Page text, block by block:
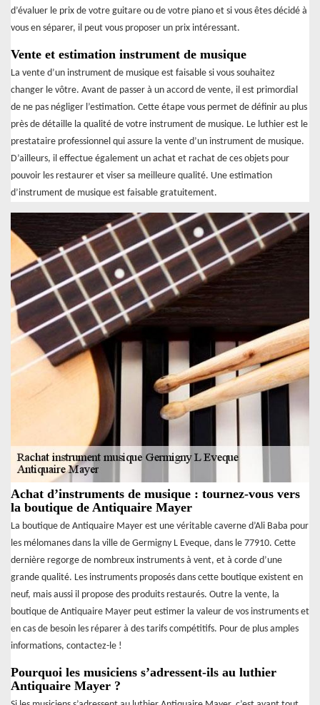
d’évaluer le prix de votre guitare ou de votre piano et si vous êtes décidé à
vous en séparer, il peut vous proposer un prix intéressant.
Vente et estimation instrument de musique
La vente d’un instrument de musique est faisable si vous souhaitez
changer le vôtre. Avant de passer à un accord de vente, il est primordial
de ne pas négliger l’estimation. Cette étape vous permet de définir au plus
près de détaille la qualité de votre instrument de musique. Le luthier est le
prestataire professionnel qui assure la vente d’un instrument de musique.
D’ailleurs, il effectue également un achat et rachat de ces objets pour
pouvoir les restaurer et viser sa meilleure qualité. Une estimation
d’instrument de musique est faisable gratuitement.
Achat d’instruments de musique : tournez-vous vers
la boutique de Antiquaire Mayer
La boutique de Antiquaire Mayer est une véritable caverne d’Ali Baba pour
les mélomanes dans la ville de Germigny L Eveque, dans le 77910. Cette
dernière regorge de nombreux instruments à vent, et à corde d’une
grande qualité. Les instruments proposés dans cette boutique existent en
neuf, mais aussi il propose des produits restaurés. Outre la vente, la
boutique de Antiquaire Mayer peut estimer la valeur de vos instruments et
en cas de besoin les réparer à des tarifs compétitifs. Pour de plus amples
informations, contactez-le !
Pourquoi les musiciens s’adressent-ils au luthier
Antiquaire Mayer ?